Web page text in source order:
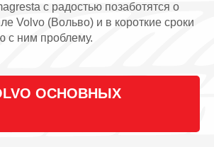
с радостью позаботятся о
Volvo (Вольво) и в короткие сроки
с ним проблему.
ОСНОВНЫХ